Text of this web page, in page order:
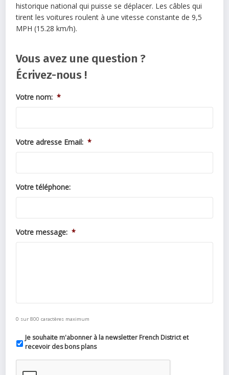
historique national qui puisse se déplacer. Les câbles qui
tirent les voitures roulent à une vitesse constante de 9,5
MPH (15.28 km/h).
Vous avez une question ?
Écrivez-nous !
Votre nom: *
Votre adresse Email: *
Votre téléphone:
Votre message: *
0 sur 800 caractères maximum
Je souhaite m'abonner à la newsletter French District et
recevoir des bons plans